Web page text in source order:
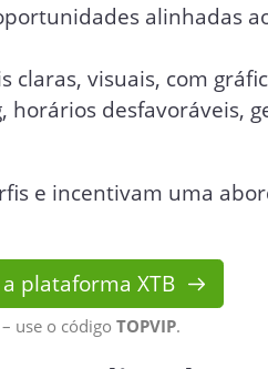
alinhadas
claras, visuais, com
desfavoráveis,
e incentivam uma
plataforma XTB
use o código TOPVIP.